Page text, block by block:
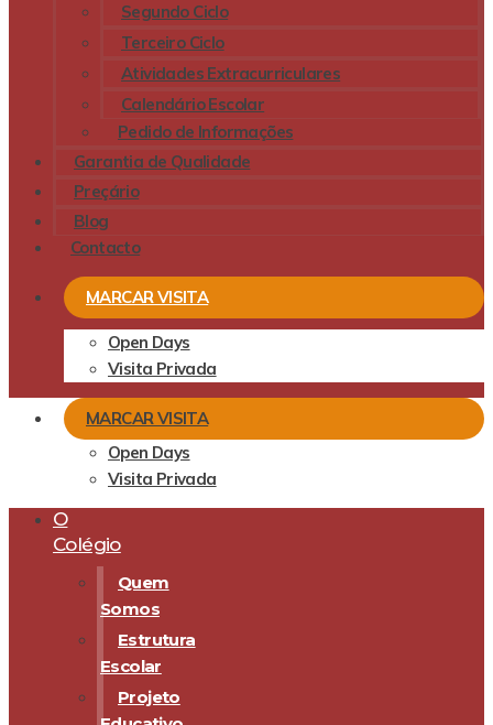
Segundo Ciclo
Terceiro Ciclo
Atividades Extracurriculares
Calendário Escolar
Pedido de Informações
Garantia de Qualidade
Preçário
Blog
Contacto
MARCAR VISITA
Open Days
Visita Privada
MARCAR VISITA
Open Days
Visita Privada
O
Colégio
Quem
Somos
Estrutura
Escolar
Projeto